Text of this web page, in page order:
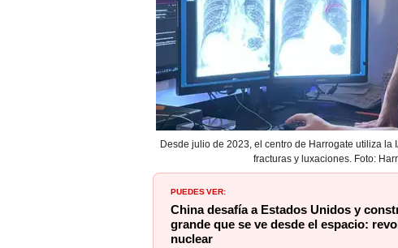
Desde julio de 2023, el centro de Harrogate utiliza
fracturas y luxaciones. Foto:
PUEDES VER:
China desafía a Estados Unidos y
grande que se ve desde el espacio:
nuclear